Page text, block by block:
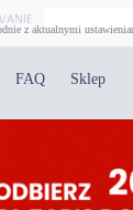
z aktualnymi
FAQ Sklep